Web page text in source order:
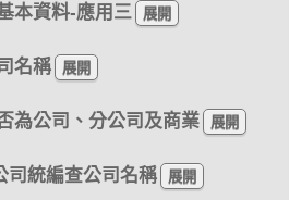
本資料-應用三
名稱
為公司、分公司及商業
司統編查公司名稱